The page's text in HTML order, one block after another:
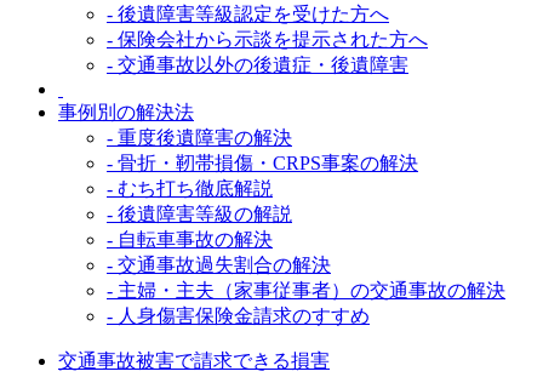
- 後遺障害等級認定を受けた方へ
- 保険会社から示談を提示された方へ
- 交通事故以外の後遺症・後遺障害
事例別の解決法
- 重度後遺障害の解決
- 骨折・靭帯損傷・CRPS事案の解決
- むち打ち徹底解説
- 後遺障害等級の解説
- 自転車事故の解決
- 交通事故過失割合の解決
- 主婦・主夫（家事従事者）の交通事故の解決
- 人身傷害保険金請求のすすめ
交通事故被害で請求できる損害